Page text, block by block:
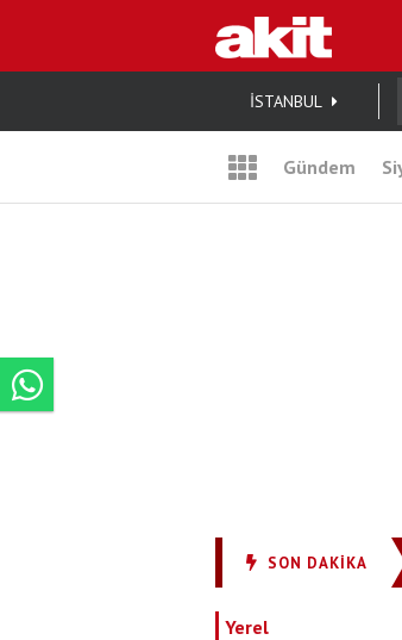
İSTANBUL
Gündem
SON DAKİKA
Şehir, Yeni Partili başkanın
Yerel